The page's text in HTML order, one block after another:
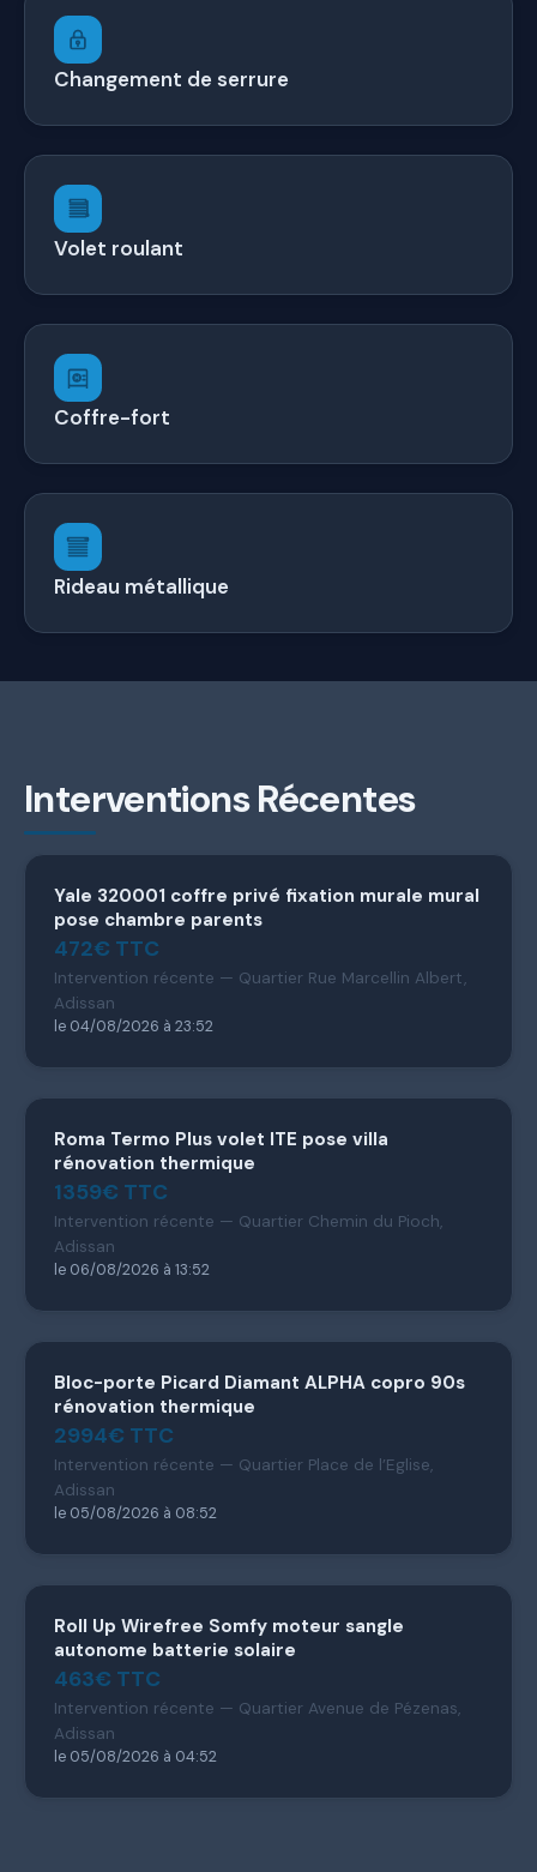
Changement de serrure
Volet roulant
Coffre-fort
Rideau métallique
Interventions Récentes
Yale 320001 coffre privé fixation murale mural
pose chambre parents
472€ TTC
Intervention récente — Quartier Rue Marcellin Albert,
Adissan
le 04/08/2026 à 23:52
Roma Termo Plus volet ITE pose villa
rénovation thermique
1359€ TTC
Intervention récente — Quartier Chemin du Pioch,
Adissan
le 06/08/2026 à 13:52
Bloc-porte Picard Diamant ALPHA copro 90s
rénovation thermique
2994€ TTC
Intervention récente — Quartier Place de l’Eglise,
Adissan
le 05/08/2026 à 08:52
Roll Up Wirefree Somfy moteur sangle
autonome batterie solaire
463€ TTC
Intervention récente — Quartier Avenue de Pézenas,
Adissan
le 05/08/2026 à 04:52